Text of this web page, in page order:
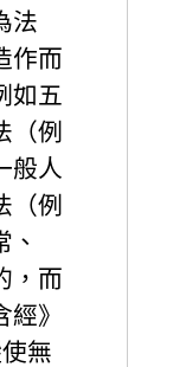
法
作而
如五
（例
般人
（例
、
，而
》
無